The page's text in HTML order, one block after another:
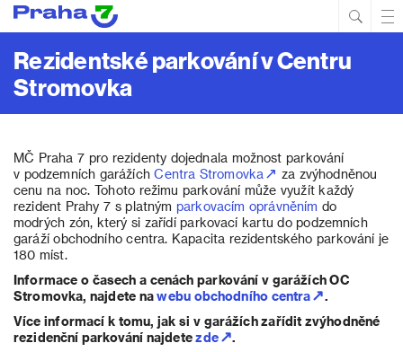
Rezidentské parkování v Centru
Stromovka
MČ Praha 7 pro rezidenty dojednala možnost parkování
v podzemních garážíchCentra Stromovka
za zvýhodněnou
cenu na noc. Tohoto režimu parkování může využít každý
rezident Prahy 7 s platným parkovacím oprávněním do
modrých zón, který si zařídí parkovací kartu do podzemních
garáží obchodního centra. Kapacita rezidentského parkování je
180 míst.
Informace o časech a cenách parkování v garážích OC
Stromovka, najdete nawebu obchodního centra
.
Více informací k tomu, jak si v garážích zařídit zvýhodněné
rezidenční parkování najdetezde .